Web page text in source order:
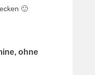
🙂
ohne